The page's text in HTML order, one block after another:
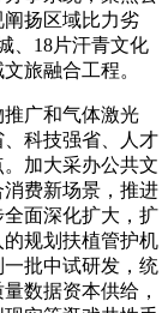
扬区域比力劣
、18片汗青文化
旅融合工程。
广和气体激光
科技强省、人才
加大采办公共文
费新场景，推进
面深化扩大，扩
规划扶植管护机
批中试研发，统
数据资本供给，